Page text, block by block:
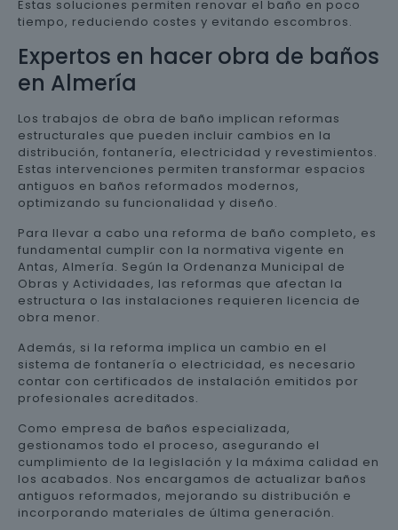
Estas soluciones permiten renovar el baño en poco
tiempo, reduciendo costes y evitando escombros.
Expertos en hacer obra de baños
en Almería
Los trabajos de obra de baño implican reformas
estructurales que pueden incluir cambios en la
distribución, fontanería, electricidad y revestimientos.
Estas intervenciones permiten transformar espacios
antiguos en baños reformados modernos,
optimizando su funcionalidad y diseño.
Para llevar a cabo una reforma de baño completo, es
fundamental cumplir con la normativa vigente en
Antas, Almería. Según la Ordenanza Municipal de
Obras y Actividades, las reformas que afectan la
estructura o las instalaciones requieren licencia de
obra menor.
Además, si la reforma implica un cambio en el
sistema de fontanería o electricidad, es necesario
contar con certificados de instalación emitidos por
profesionales acreditados.
Como empresa de baños especializada,
gestionamos todo el proceso, asegurando el
cumplimiento de la legislación y la máxima calidad en
los acabados. Nos encargamos de actualizar baños
antiguos reformados, mejorando su distribución e
incorporando materiales de última generación.